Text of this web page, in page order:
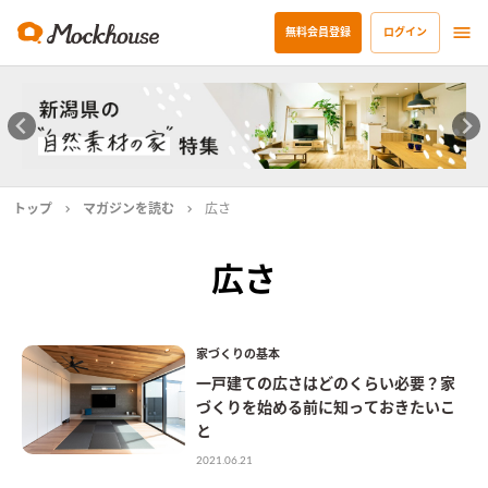
無料会員登録 ログイン
トップ マガジンを読む 広さ
広さ
家づくりの基本
一戸建ての広さはどのくらい必要？家
づくりを始める前に知っておきたいこ
と
2021.06.21